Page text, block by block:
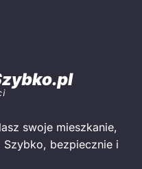
swoje mieszkanie,
bezpiecznie i